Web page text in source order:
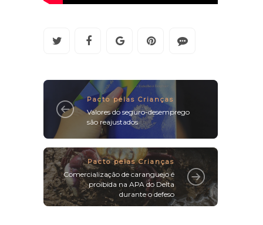
Pacto pelas Crianças
Valores do seguro-desemprego
são reajustados
Pacto pelas Crianças
Comercialização de caranguejo é
proibida na APA do Delta
durante o defeso